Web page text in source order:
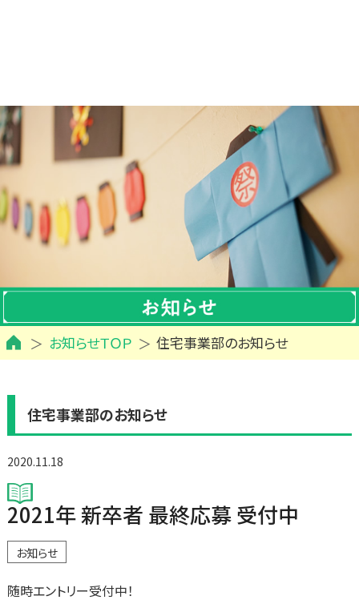
お知らせＴＯＰ 住宅事業部のお知らせ
住宅事業部のお知らせ
2020.11.18
2021年 新卒者 最終応募 受付中
お知らせ
随時エントリー受付中！